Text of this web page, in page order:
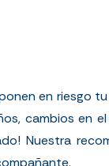
en riesgo
cambios en
Nuestra